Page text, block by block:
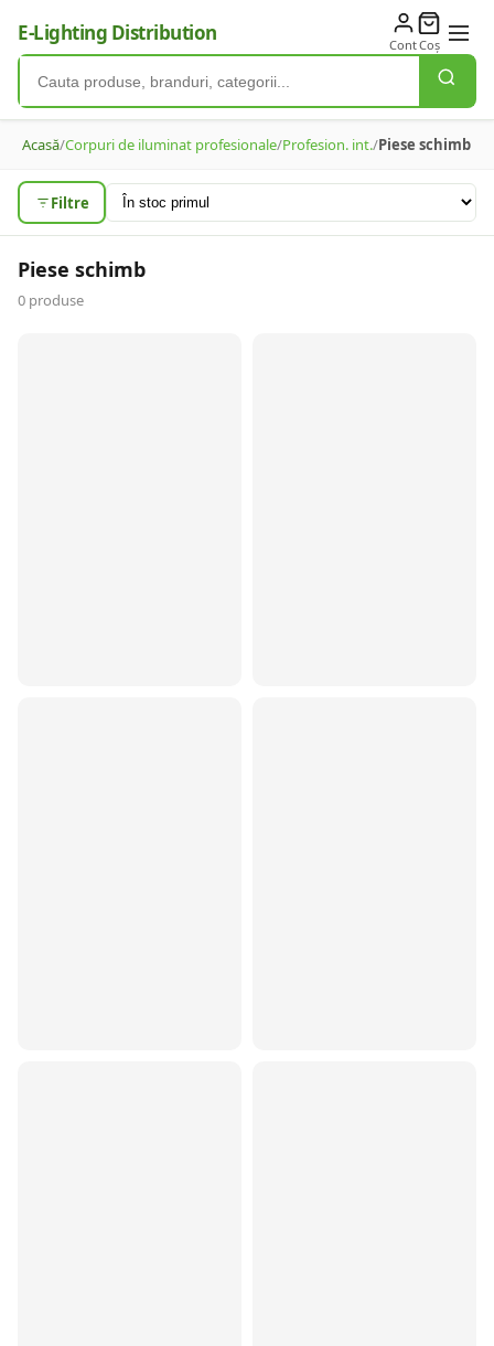
E-Lighting Distribution ContCoș
Acasă/Corpuri de iluminat profesionale/Profesion. int./Piese schimb
Filtre
Piese schimb
0 produse